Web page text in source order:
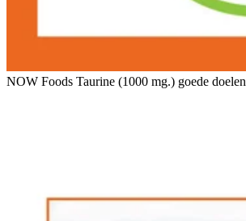
NOW Foods Taurine (1000 mg.) goede doelen